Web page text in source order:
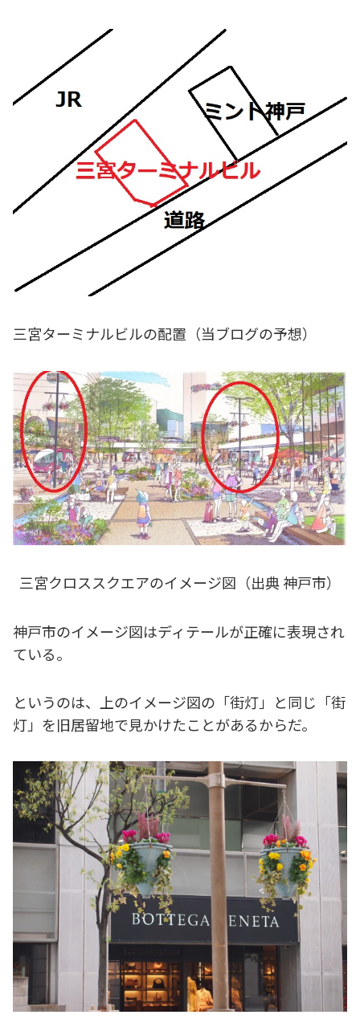
三宮ターミナルビルの配置（当ブログの予想）
三宮クロススクエアのイメージ図（出典 神戸市）
神戸市のイメージ図はディテールが正確に表現され
ている。
というのは、上のイメージ図の「街灯」と同じ「街
灯」を旧居留地で見かけたことがあるからだ。